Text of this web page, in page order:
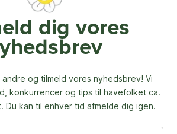
dig vores
og tilmeld vores nyhedsbrev! Vi
konkurrencer og tips til havefolket ca.
Du kan til enhver tid afmelde dig igen.